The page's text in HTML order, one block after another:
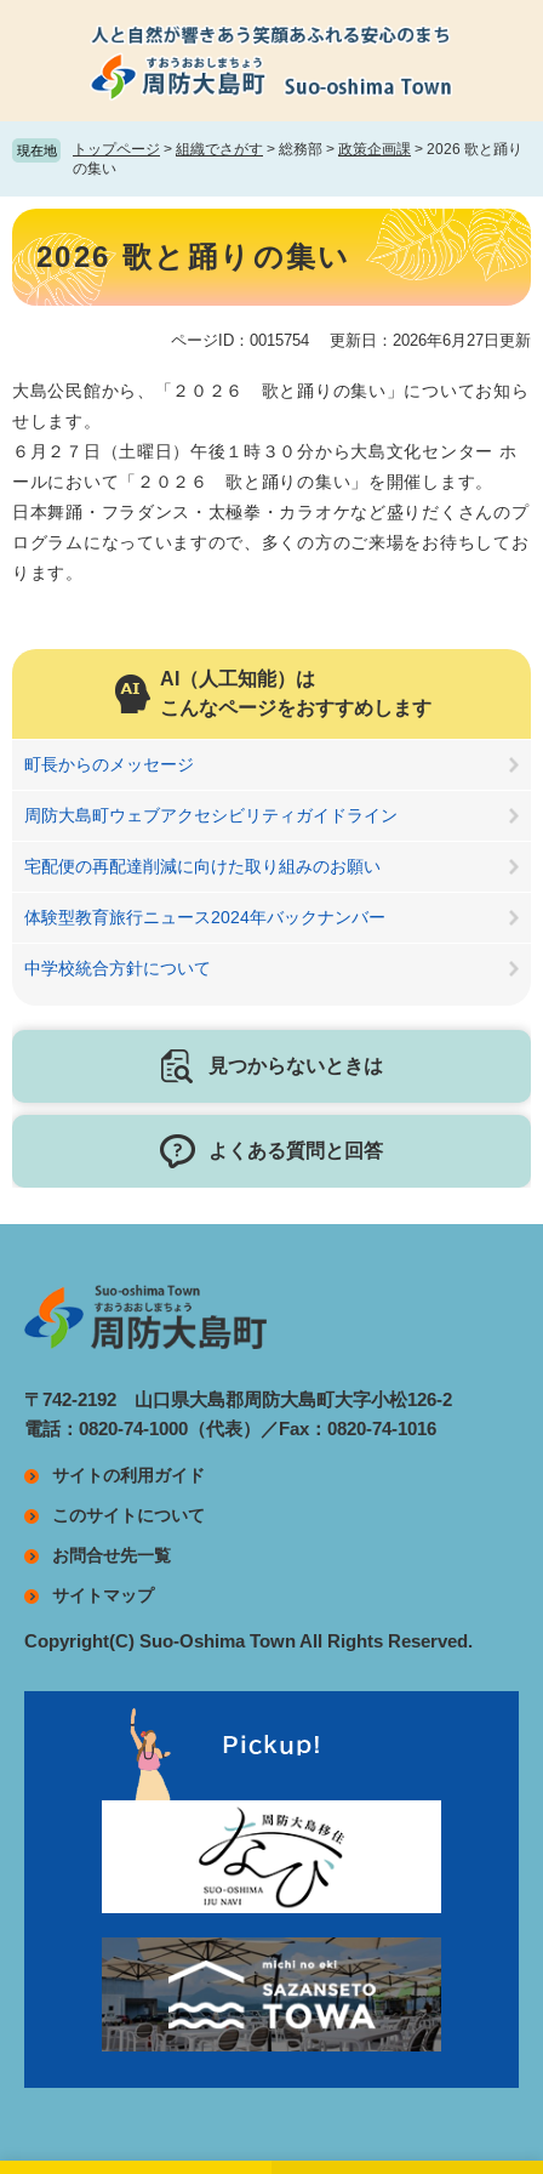
頭
で
飛
ば
て
文
へ
現在地 トップページ > 組織でさがす > 総務部 > 政策企画課 > 2026 歌と踊り
の集い
本
文 2026 歌と踊りの集い
ページID：0015754 更新日：2026年6月27日更新
大島公民館から、「２０２６ 歌と踊りの集い」についてお知ら
せします。
６月２７日（土曜日）午後１時３０分から大島文化センター ホ
ールにおいて「２０２６ 歌と踊りの集い」を開催します。
日本舞踊・フラダンス・太極拳・カラオケなど盛りだくさんのプ
ログラムになっていますので、多くの方のご来場をお待ちしてお
ります。
AI（人工知能）は
こんなページをおすすめします
町長からのメッセージ
周防大島町ウェブアクセシビリティガイドライン
宅配便の再配達削減に向けた取り組みのお願い
体験型教育旅行ニュース2024年バックナンバー
中学校統合方針について
見つからないときは
よくある質問と回答
〒742-2192 山口県大島郡周防大島町大字小松126-2
電話：0820-74-1000（代表）／Fax：0820-74-1016
サイトの利用ガイド
このサイトについて
お問合せ先一覧
サイトマップ
Copyright(C) Suo-Oshima Town All Rights Reserved.